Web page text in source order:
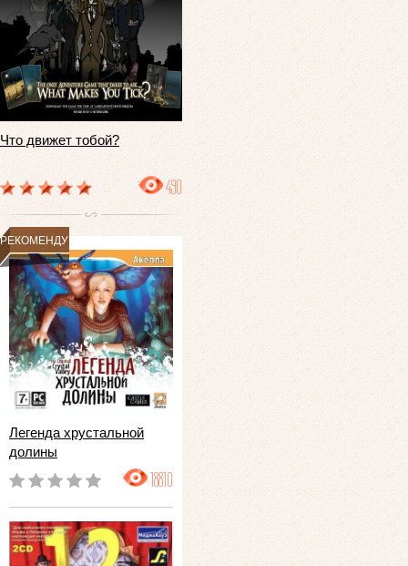
Что движет тобой?
490
РЕКОМЕНДУЕМ
Легенда хрустальной
долины
18810